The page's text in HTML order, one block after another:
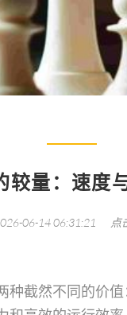
较量：速度
06-14 06:31:21 点
种截然不同的价